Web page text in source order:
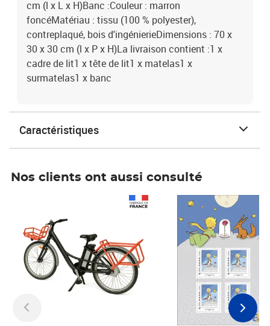
cm (l x L x H)Banc :Couleur : marron
foncéMatériau : tissu (100 % polyester),
contreplaqué, bois d'ingénierieDimensions : 70 x
30 x 30 cm (l x P x H)La livraison contient :1 x
cadre de lit1 x tête de lit1 x matelas1 x
surmatelas1 x banc
Caractéristiques
Nos clients ont aussi consulté
Prix 7,50€